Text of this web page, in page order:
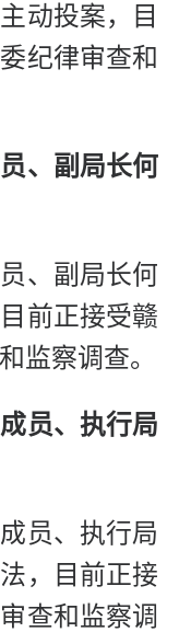
动投案，目
纪律审查和
、副局长何
、副局长何
前正接受赣
监察调查。
员、执行局
员、执行局
，目前正接
查和监察调